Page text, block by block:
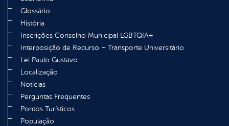
Glossário
História
Inscrições Conselho Municipal LGBTQIA+
Interposição de Recurso – Transporte Universitário
Lei Paulo Gustavo
Localização
Notícias
Perguntas Frequentes
Pontos Turísticos
População